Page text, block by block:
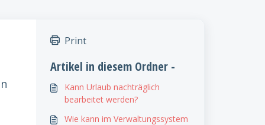
Print
Artikel in diesem Ordner -
Kann Urlaub nachträglich
bearbeitet werden?
Wie kann im Verwaltungssystem